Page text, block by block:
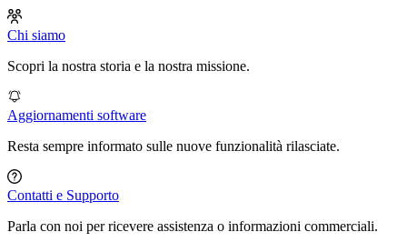
Chi siamo
Scopri la nostra storia e la nostra missione.
Aggiornamenti software
Resta sempre informato sulle nuove funzionalità rilasciate.
Contatti e Supporto
Parla con noi per ricevere assistenza o informazioni commerciali.